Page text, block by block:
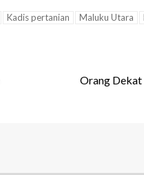
Kadis pertanian Maluku Utara
Orang Dekat